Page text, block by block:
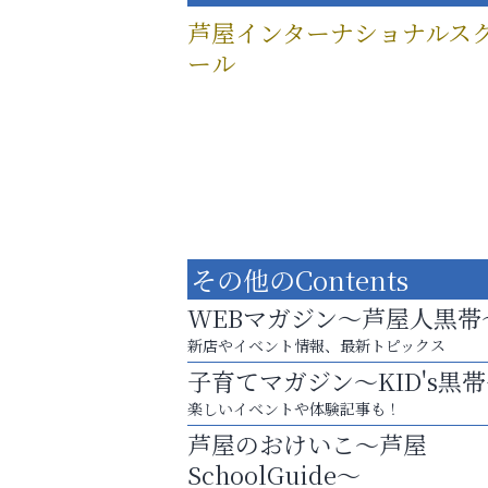
芦屋インターナショナルス
ール
「この学校に出会えて、本当によかった。
アテイン音楽教室
その他のContents
WEBマガジン～芦屋人黒帯
新店やイベント情報、最新トピックス
子育てマガジン～KID's黒
楽しいイベントや体験記事も！
芦屋のおけいこ～芦屋
SchoolGuide～